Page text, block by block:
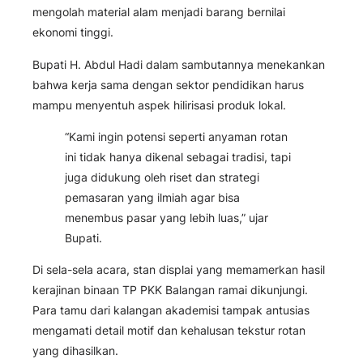
mengolah material alam menjadi barang bernilai
ekonomi tinggi.
Bupati H. Abdul Hadi dalam sambutannya menekankan
bahwa kerja sama dengan sektor pendidikan harus
mampu menyentuh aspek hilirisasi produk lokal.
“Kami ingin potensi seperti anyaman rotan
ini tidak hanya dikenal sebagai tradisi, tapi
juga didukung oleh riset dan strategi
pemasaran yang ilmiah agar bisa
menembus pasar yang lebih luas,” ujar
Bupati.
Di sela-sela acara, stan displai yang memamerkan hasil
kerajinan binaan TP PKK Balangan ramai dikunjungi.
Para tamu dari kalangan akademisi tampak antusias
mengamati detail motif dan kehalusan tekstur rotan
yang dihasilkan.